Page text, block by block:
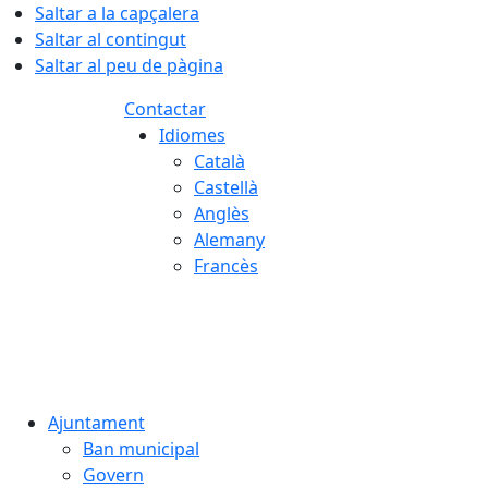
Saltar a la capçalera
Saltar al contingut
Saltar al peu de pàgina
Contactar
Idiomes
Català
Castellà
Anglès
Alemany
Francès
Ajuntament
Ban municipal
Govern